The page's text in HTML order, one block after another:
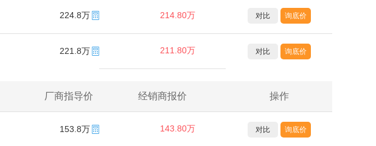
224.8万 214.80万 对比 询底价
221.8万 211.80万 对比 询底价
厂商指导价 经销商报价 操作
153.8万 143.80万 对比 询底价